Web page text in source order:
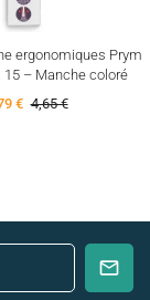
ergonomiques Prym
15 – Manche coloré
€ 4,65 €